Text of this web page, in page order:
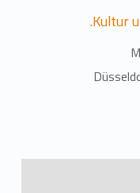
Kultur